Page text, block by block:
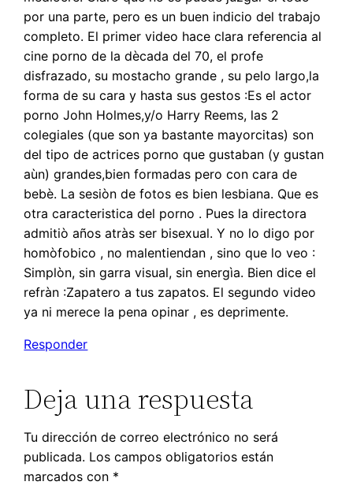
por una parte, pero es un buen indicio del trabajo
completo. El primer video hace clara referencia al
cine porno de la dècada del 70, el profe
disfrazado, su mostacho grande , su pelo largo,la
forma de su cara y hasta sus gestos :Es el actor
porno John Holmes,y/o Harry Reems, las 2
colegiales (que son ya bastante mayorcitas) son
del tipo de actrices porno que gustaban (y gustan
aùn) grandes,bien formadas pero con cara de
bebè. La sesiòn de fotos es bien lesbiana. Que es
otra caracteristica del porno . Pues la directora
admitiò años atràs ser bisexual. Y no lo digo por
homòfobico , no malentiendan , sino que lo veo :
Simplòn, sin garra visual, sin energìa. Bien dice el
refràn :Zapatero a tus zapatos. El segundo video
ya ni merece la pena opinar , es deprimente.
Responder
Deja una respuesta
Tu dirección de correo electrónico no será
publicada. Los campos obligatorios están
marcados con *